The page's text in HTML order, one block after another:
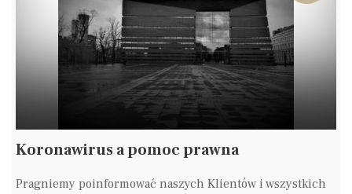
Koronawirus a pomoc prawna
Pragniemy poinformować naszych Klientów i wszystkich